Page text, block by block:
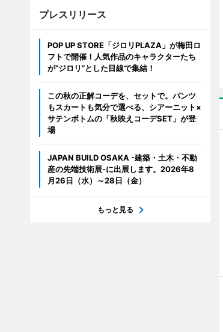
プレスリリース
POP UP STORE「ジロリPLAZA」が梅田ロ
フトで開催！人気作品のキャラクターたち
が“ジロリ”とした目線で集結！
この秋の正解コーデを、セットで。パンツ
もスカートも気分で選べる、シアーニット×
サテンボトムの「秋映えコーデSET」が登
場
JAPAN BUILD OSAKA -建築・土木・不動
産の先端技術展-に出展します。2026年8
月26日（水）～28日（金）
もっと見る